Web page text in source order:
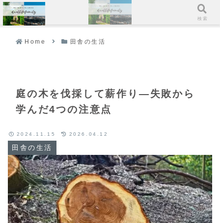
Home 田舎の生活
庭の木を伐採して薪作り—失敗から
学んだ4つの注意点
田舎の生活
2024.11.15 2026.04.12
メニュー 検索